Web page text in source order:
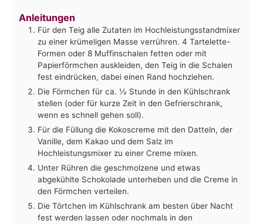
Anleitungen
Für den Teig alle Zutaten im Hochleistungsstandmixer
zu einer krümeligen Masse verrühren. 4 Tartelette-
Formen oder 8 Muffinschalen fetten oder mit
Papierförmchen auskleiden, den Teig in die Schalen
fest eindrücken, dabei einen Rand hochziehen.
Die Förmchen für ca. ½ Stunde in den Kühlschrank
stellen (oder für kurze Zeit in den Gefrierschrank,
wenn es schnell gehen soll).
Für die Füllung die Kokoscreme mit den Datteln, der
Vanille, dem Kakao und dem Salz im
Hochleistungsmixer zu einer Creme mixen.
Unter Rühren die geschmolzene und etwas
abgekühlte Schokolade unterheben und die Creme in
den Förmchen verteilen.
Die Törtchen im Kühlschrank am besten über Nacht
fest werden lassen oder nochmals in den